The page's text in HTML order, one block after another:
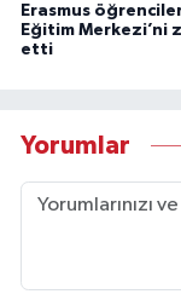
Erasmus
Eğitim Merkezi’ni
etti
Yorumlar